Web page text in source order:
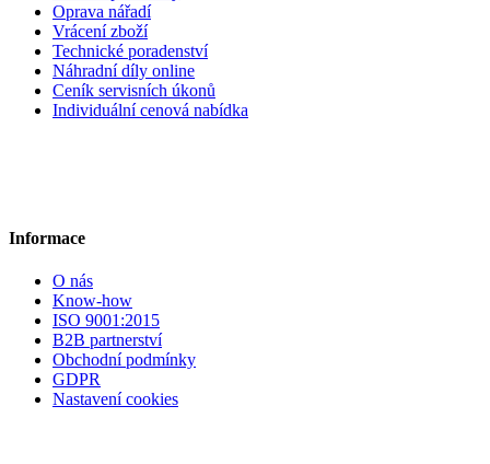
Oprava nářadí
Vrácení zboží
Technické poradenství
Náhradní díly online
Ceník servisních úkonů
Individuální cenová nabídka
Informace
O nás
Know-how
ISO 9001:2015
B2B partnerství
Obchodní podmínky
GDPR
Nastavení cookies